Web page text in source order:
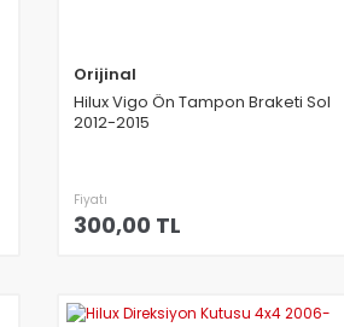
Orijinal
Hilux Vigo Ön Tampon Braketi Sol
2012-2015
Fiyatı
300,00 TL